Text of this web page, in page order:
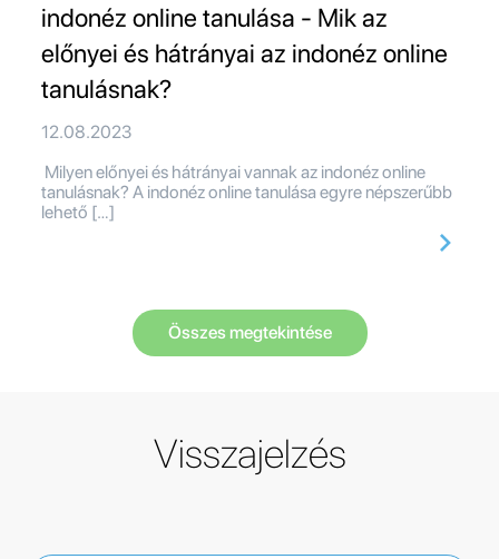
indonéz online tanulása - Mik az
előnyei és hátrányai az indonéz online
tanulásnak?
12.08.2023
Milyen előnyei és hátrányai vannak az indonéz online
tanulásnak? A indonéz online tanulása egyre népszerűbb
lehető […]
Összes megtekintése
Visszajelzés